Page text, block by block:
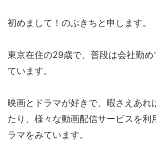
初めまして！のぶきちと申します。
東京在住の29歳で、普段は会社勤め
ています。
映画とドラマが好きで、暇さえあれ
たり、様々な動画配信サービスを利
ラマをみています。